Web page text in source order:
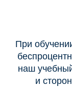
При
наш
и